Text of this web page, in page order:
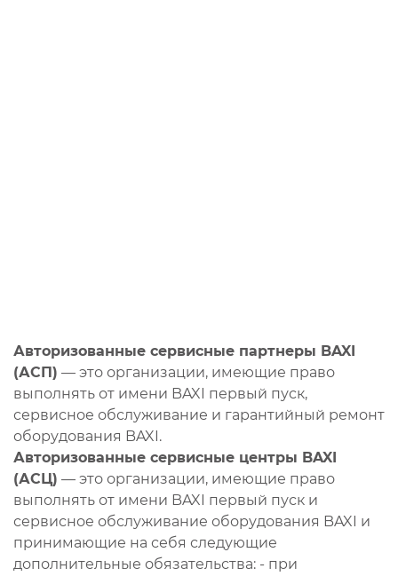
Авторизованные сервисные партнеры BAXI
(АСП) — это организации, имеющие право
выполнять от имени BAXI первый пуск,
сервисное обслуживание и гарантийный ремонт
оборудования BAXI.
Авторизованные сервисные центры BAXI
(АСЦ) — это организации, имеющие право
выполнять от имени BAXI первый пуск и
сервисное обслуживание оборудования BAXI и
принимающие на себя следующие
дополнительные обязательства: - при